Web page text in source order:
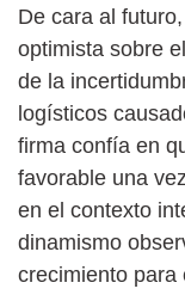
De cara al
optimista sobre
de la
logísticos
firma confía en
favorable una
en el contexto
dinamismo
crecimiento para